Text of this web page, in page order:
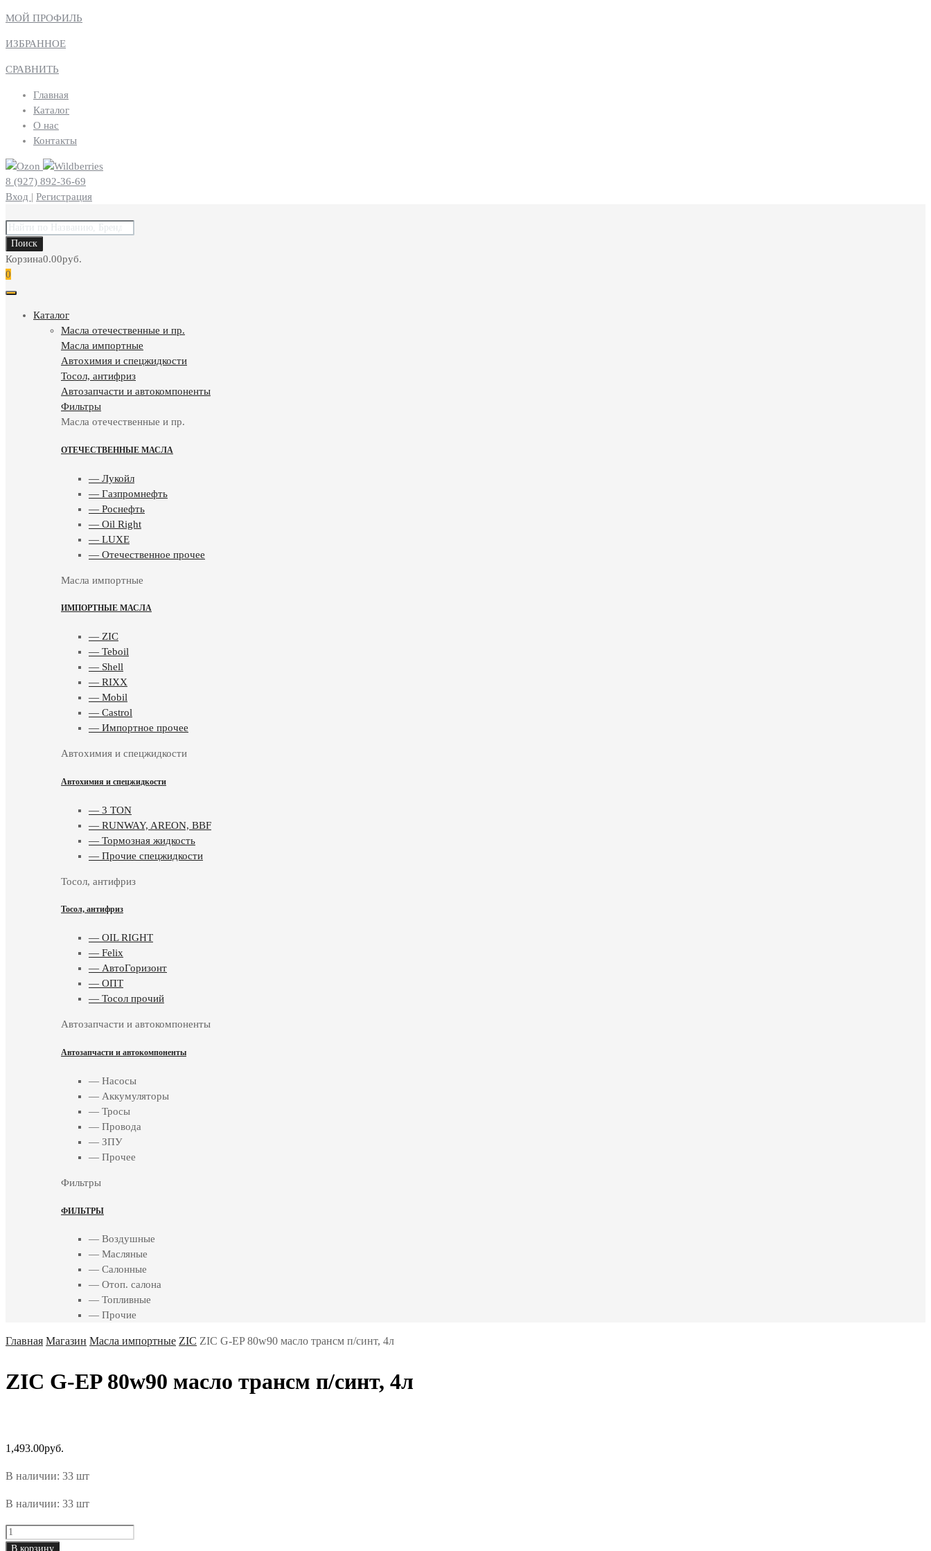
МОЙ ПРОФИЛЬ
ИЗБРАННОЕ
СРАВНИТЬ
Главная
Каталог
О нас
Контакты
8 (927) 892-36-69
Вход | Регистрация
Поиск
товаров
Поиск
Корзина0.00руб.
0
Каталог
Масла отечественные и пр.
Масла импортные
Автохимия и спецжидкости
Тосол, антифриз
Автозапчасти и автокомпоненты
Фильтры
Масла отечественные и пр.
ОТЕЧЕСТВЕННЫЕ МАСЛА
— Лукойл
— Газпромнефть
— Роснефть
— Oil Right
— LUXE
— Отечественное прочее
Масла импортные
ИМПОРТНЫЕ МАСЛА
— ZIC
— Teboil
— Shell
— RIXX
— Mobil
— Castrol
— Импортное прочее
Автохимия и спецжидкости
Автохимия и спецжидкости
— 3 TON
— RUNWAY, AREON, BBF
— Тормозная жидкость
— Прочие спецжидкости
Тосол, антифриз
Тосол, антифриз
— OIL RIGHT
— Felix
— АвтоГоризонт
— ОПТ
— Тосол прочий
Автозапчасти и автокомпоненты
Автозапчасти и автокомпоненты
— Насосы
— Аккумуляторы
— Тросы
— Провода
— ЗПУ
— Прочее
Фильтры
ФИЛЬТРЫ
— Воздушные
— Масляные
— Салонные
— Отоп. салона
— Топливные
— Прочие
Главная Магазин Масла импортные ZIC ZIC G-EP 80w90 масло трансм п/синт, 4л
ZIC G-EP 80w90 масло трансм п/синт, 4л
1,493.00руб.
В наличии: 33 шт
В наличии: 33 шт
ZIC
G-
В корзину